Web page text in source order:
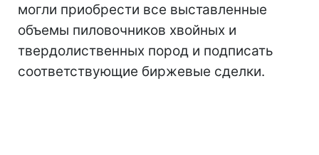
могли приобрести все выставленные
объемы пиловочников хвойных и
твердолиственных пород и подписать
соответствующие биржевые сделки.